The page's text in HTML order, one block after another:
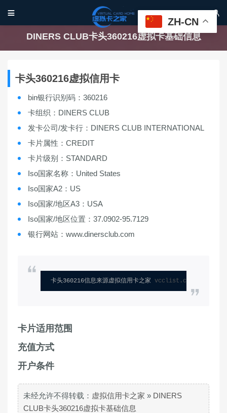
 
DINERS CLUB卡头360216虚拟卡基础信息
卡头360216虚拟信用卡
bin银行识别码：360216
卡组织：DINERS CLUB
发卡公司/发卡行：DINERS CLUB INTERNATIONAL
卡片属性：CREDIT
卡片级别：STANDARD
Iso国家名称：United States
Iso国家A2：US
Iso国家/地区A3：USA
Iso国家/地区位置：37.0902-95.7129
银行网站：www.dinersclub.com
卡头360216信息来源虚拟信用卡之家 vcclist.com
卡片适用范围
充值方式
开户条件
未经允许不得转载： 虚拟信用卡之家 » DINERS
CLUB卡头360216虚拟卡基础信息
ZH-CN